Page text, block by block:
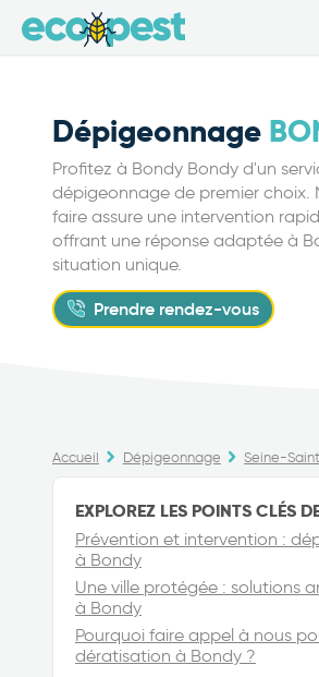
Dépigeonnage
Profitez à Bondy Bondy d'un
dépigeonnage de premier choix.
faire assure une intervention
offrant une réponse adaptée à
situation unique.
Prendre rendez-vous
Accueil Dépigeonnage Seine-
EXPLOREZ LES POINTS CLÉS
Prévention et intervention :
à Bondy
Une ville protégée : solutions
à Bondy
Pourquoi faire appel à nous
dératisation à Bondy ?